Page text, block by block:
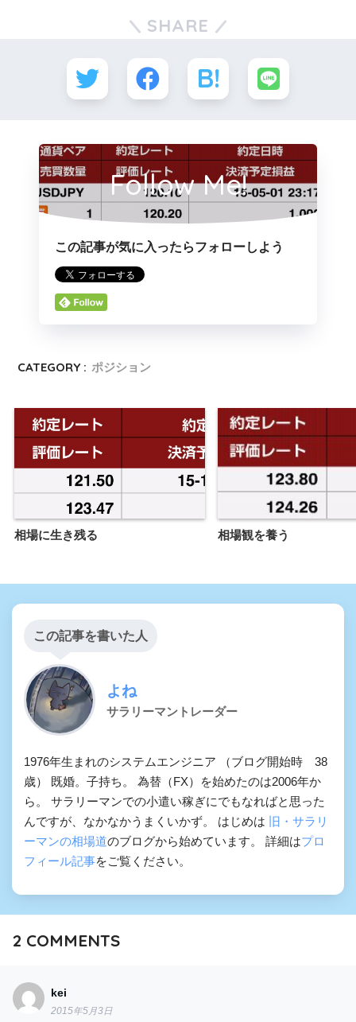
SHARE
Follow Me!
この記事が気に入ったらフォローしよう
CATEGORY : ポジション
相場に生き残る 相場観を養う
この記事を書いた人
よね
サラリーマントレーダー
1976年生まれのシステムエンジニア （ブログ開始時 38
歳） 既婚。子持ち。 為替（FX）を始めたのは2006年か
ら。 サラリーマンでの小遣い稼ぎにでもなればと思った
んですが、なかなかうまくいかず。 はじめは 旧・サラリ
ーマンの相場道のブログから始めています。 詳細はプロ
フィール記事をご覧ください。
2 COMMENTS
kei
2015年5月3日